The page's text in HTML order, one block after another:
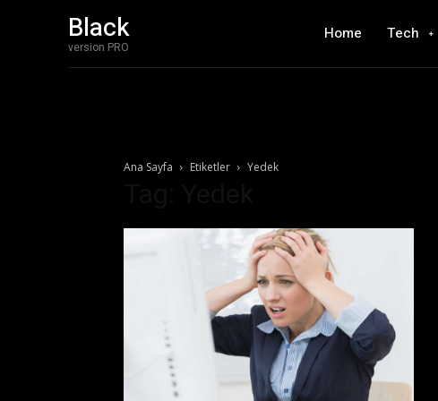
Black
version PRO
Home Tech
Ana Sayfa Etiketler Yedek